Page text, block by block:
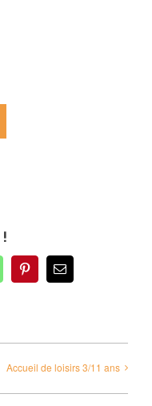
PinterestEmail
Accueil de loisirs 3/11 ans